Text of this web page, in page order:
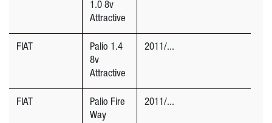
1.0 8v
Attractive
FIAT
Palio 1.4
8v
Attractive
2011/...
FIAT
Palio Fire
Way
2011/...